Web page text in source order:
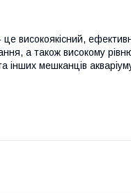
це високоякісний,
а також високому
мешканців